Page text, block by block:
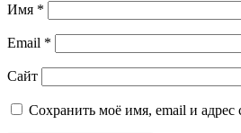
Имя *
Email *
Сайт
Сохранить моё имя, email и адрес